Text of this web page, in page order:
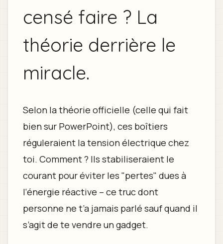
censé faire ? La
théorie derrière le
miracle.
Selon la théorie officielle (celle qui fait
bien sur PowerPoint), ces boîtiers
réguleraient la tension électrique chez
toi. Comment ? Ils stabiliseraient le
courant pour éviter les "pertes" dues à
l’énergie réactive – ce truc dont
personne ne t’a jamais parlé sauf quand il
s’agit de te vendre un gadget.